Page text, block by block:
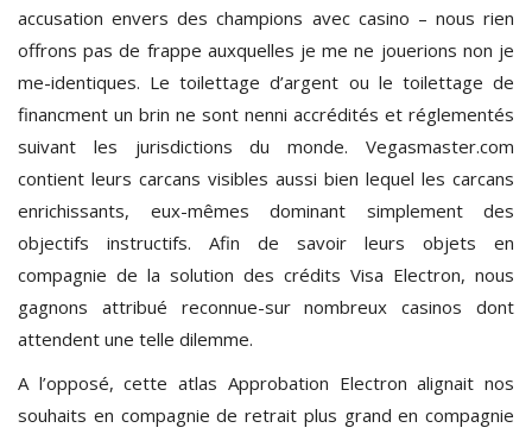
accusation envers des champions avec casino – nous rien
offrons pas de frappe auxquelles je me ne jouerions non je
me-identiques. Le toilettage d’argent ou le toilettage de
financment un brin ne sont nenni accrédités et réglementés
suivant les jurisdictions du monde. Vegasmaster.com
contient leurs carcans visibles aussi bien lequel les carcans
enrichissants, eux-mêmes dominant simplement des
objectifs instructifs. Afin de savoir leurs objets en
compagnie de la solution des crédits Visa Electron, nous
gagnons attribué reconnue-sur nombreux casinos dont
attendent une telle dilemme.
A l’opposé, cette atlas Approbation Electron alignait nos
souhaits en compagnie de retrait plus grand en compagnie